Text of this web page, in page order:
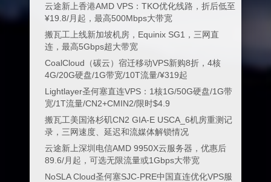
云途新上香港AMD VPS：TKO优化线路，折后低至
¥19.8/月起，最高500Mbps大带宽
搬瓦工上线新加坡机房，Equinix SG1，三网直
连，最高5Gbps超大带宽
CoalCloud（碳云）宿迁移动VPS新购8折，4核
4G/20G硬盘/1G带宽/10T流量/¥319起
Lightlayer圣何塞直连VPS：1核1G/50G硬盘/1G带
宽/1T流量/CN2+CMIN2/限时$4.9
搬瓦工美国洛杉矶CN2 GIA-E USCA_6机房重测记
录，三网速度、延迟和流媒体解锁情况
云途新上深圳电信AMD 9950X云服务器，优惠后
89.6/月起，可选无限流量或1Gbps大带宽
NoSLA Cloud圣何塞SJC-PRE中国直连优化VPS服